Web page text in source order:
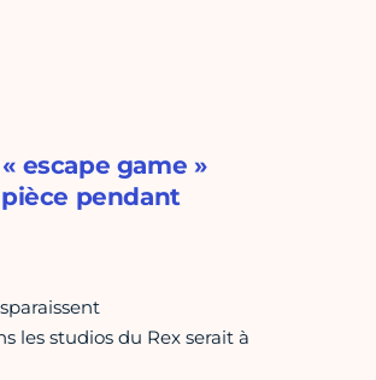
escape game »
pendant
les studios du Rex serait à